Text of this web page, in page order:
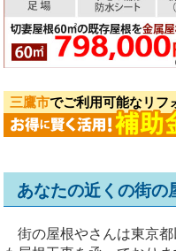
三鷹市でご利用可能なリフ
あなたの近くの街の
街の屋根やさんは東京都